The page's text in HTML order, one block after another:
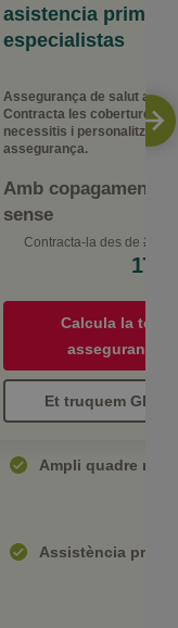
asistencia
especialistas
Assegurança de salut a
Contracta les cobertures
necessitis i personalitza la
assegurança.
Amb copagament o
sense
Contracta-la des de 23
17
Calcula la teva
assegurança
Et truquem
Ampli quadre
Assistència